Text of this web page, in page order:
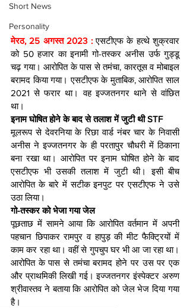
Short News
Personality
मेरठ, 25 अगस्त 2023 : एसटीएफ के हत्थे शुक्रवार
को 50 हजार का इनामी गो-तस्कर अनीस उर्फ गुड्डू
चढ़ गया। आरोपित के पास से तमंचा, कारतूस व मोबाइल
बरामद किया गया। एसटीएफ के मुताबिक, आरोपित साल
2021 से फरार था। वह इज्जतनगर थाने से वांछित
था।
इनाम घोषि‍त होने के बाद से तलाश में जुटी थी STF
मूलरूप से देवरनिया के रिछा वार्ड नंबर चार के निवासी
अनीस ने इज्जतनगर के ही परतापुर चौधरी में ठिकाना
बना रखा था। आरोपित पर इनाम घोषित होने के बाद
एसटीएफ भी उसकी तलाश में जुटी थी। इसी बीच
आरोपित के बारे में सटीक इनपुट पर एसटीएफ ने उसे
उठा लिया।
गो-तस्‍कर को भेजा गया जेल
पूछताछ में सामने आया कि आरोपित वर्तमान में अपनी
पहचान छिपाकर रामपुर व हापुड़ की मीट फैक्ट्रियों में
काम कर रहा था। वहीं से गुपचुप घर भी आ जा रहा था।
आरोपित के पास से तमंचा बरामद होने पर उस पर एक
और प्राथमिकी लिखी गई। इज्जतनगर इंस्पेक्टर अरुण
श्रीवास्तव ने बताया कि आरोपित को जेल भेज दिया गया
है।